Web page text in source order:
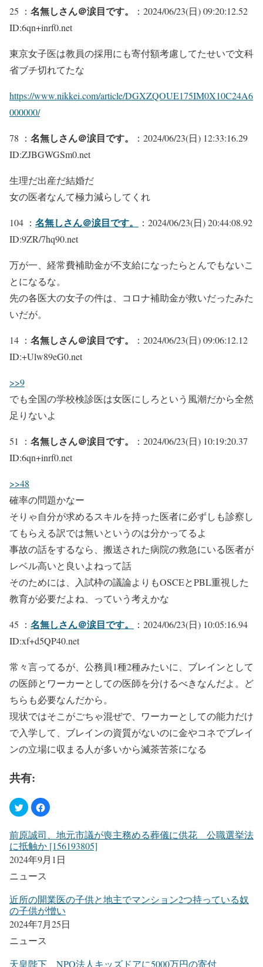
25 ： 名無しさん＠涙目です。
：2024/06/23(日) 09:20:12.52
ID:6qn+inrf0.net
東京女子医は教員の採用にも寄付額考慮してたせいで文科
省ブチ切れてたな
https://www.nikkei.com/article/DGXZQOUE175IM0X10C24A6
000000/
78 ： 名無しさん＠涙目です。
：2024/06/23(日) 12:33:16.29
ID:ZJBGWGSm0.net
生理だ出産だ結婚だ
女の医者なんて極力減らしてくれ
104 ： 名無しさん＠涙目です。
：2024/06/23(日) 20:44:08.92
ID:9ZR/7hq90.net
万が一、経常費補助金が不支給になったらとんでもないこ
とになるな。
先の各医大の女子の件は、コロナ補助金が救いだったみた
いだが。
14 ： 名無しさん＠涙目です。
：2024/06/23(日) 09:06:12.12
ID:+Ulw89eG0.net
>>9
でも全国の学校検診医は女医にしろという風潮だから全然
足りないよ
51 ： 名無しさん＠涙目です。
：2024/06/23(日) 10:19:20.37
ID:6qn+inrf0.net
>>48
確率の問題かなー
そりゃ自分が求めるスキルを持った医者に必ずしも診察し
てもらえる訳では無いというのは分かってるよ
事故の話をするなら、搬送された病院の救急にいる医者が
レベル高いと良いよねって話
そのためには、入試枠の議論よりもOSCEとPBL重視した
教育が必要だよね、っていう考えかな
45 ： 名無しさん＠涙目です。
：2024/06/23(日) 10:05:16.94
ID:xf+d5QP40.net
常々言ってるが、公務員1種2種みたいに、ブレインとして
の医師とワーカーとしての医師を分けるべきなんだよ。ど
ちらも必要なんだから。
現状ではそこがごちゃ混ぜで、ワーカーとしての能力だけ
で入学して、ブレインの資質がないのに金やコネでブレイ
ンの立場に収まる人が多いから滅茶苦茶になる
共有:
前原誠司、地元市議が喪主務める葬儀に供花 公職選挙法
に抵触か [156193805]
2024年9月1日
ニュース
近所の開業医の子供と地主でマンション2つ持っている奴
の子供が憎い
2024年7月25日
ニュース
天皇陛下、NPO法人キッズドアに5000万円の寄付